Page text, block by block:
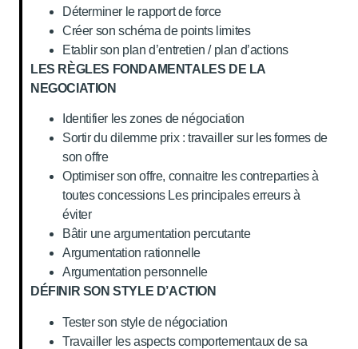
Déterminer le rapport de force
Créer son schéma de points limites
Etablir son plan d’entretien / plan d’actions
LES RÈGLES FONDAMENTALES DE LA
NEGOCIATION
Identifier les zones de négociation
Sortir du dilemme prix : travailler sur les formes de
son offre
Optimiser son offre, connaitre les contreparties à
toutes concessions Les principales erreurs à
éviter
Bâtir une argumentation percutante
Argumentation rationnelle
Argumentation personnelle
DÉFINIR SON STYLE D’ACTION
Tester son style de négociation
Travailler les aspects comportementaux de sa